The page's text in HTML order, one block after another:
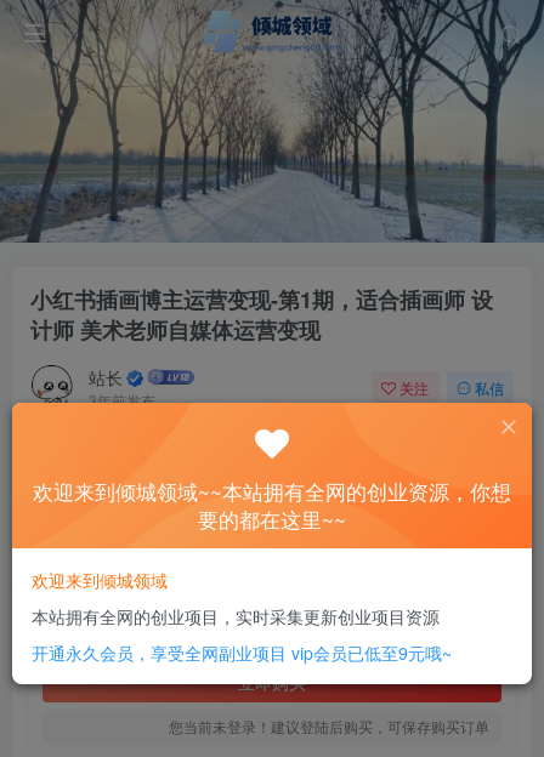
小红书插画博主运营变现-第1期，适合插画师 设
计师 美术老师自媒体运营变现
站长
3年前发布
关注 私信
小红书插画博主运营变现-第1期，适合插画师 设计师 美术老师自媒体运营变现
此内容为付费资源，请付费后查看
SVIP全站会员 免费
立即购买
您当前未登录！建议登陆后购买，可保存购买订单
欢迎来到倾城领域~~本站拥有全网的创业资源，你想
要的都在这里~~
欢迎来到倾城领域
本站拥有全网的创业项目，实时采集更新创业项目资源
开通永久会员，享受全网副业项目 vip会员已低至9元哦~